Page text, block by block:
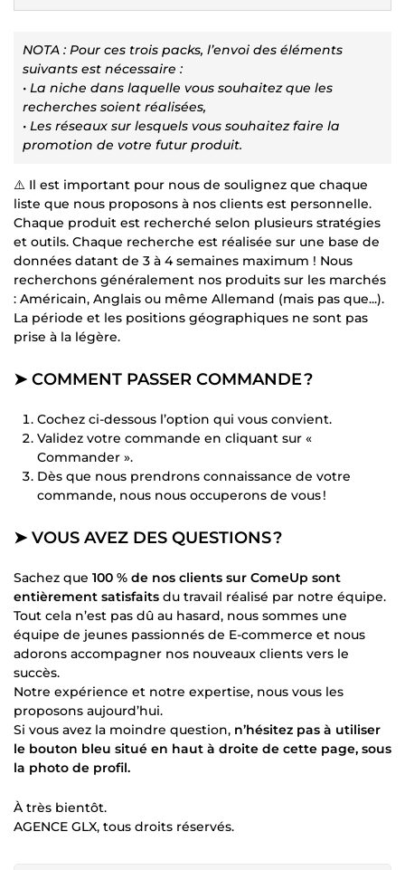
NOTA : Pour ces trois packs, l’envoi des éléments
suivants est nécessaire :
• La niche dans laquelle vous souhaitez que les
recherches soient réalisées,
• Les réseaux sur lesquels vous souhaitez faire la
promotion de votre futur produit.
⚠️ Il est important pour nous de soulignez que chaque
liste que nous proposons à nos clients est personnelle.
Chaque produit est recherché selon plusieurs stratégies
et outils. Chaque recherche est réalisée sur une base de
données datant de 3 à 4 semaines maximum ! Nous
recherchons généralement nos produits sur les marchés
: Américain, Anglais ou même Allemand (mais pas que...).
La période et les positions géographiques ne sont pas
prise à la légère.
➤ COMMENT PASSER COMMANDE ?
Cochez ci-dessous l’option qui vous convient.
Validez votre commande en cliquant sur «
Commander ».
Dès que nous prendrons connaissance de votre
commande, nous nous occuperons de vous !
➤ VOUS AVEZ DES QUESTIONS ?
Sachez que 100 % de nos clients sur ComeUp sont
entièrement satisfaits du travail réalisé par notre équipe.
Tout cela n’est pas dû au hasard, nous sommes une
équipe de jeunes passionnés de E-commerce et nous
adorons accompagner nos nouveaux clients vers le
succès.
Notre expérience et notre expertise, nous vous les
proposons aujourd’hui.
Si vous avez la moindre question, n’hésitez pas à utiliser
le bouton bleu situé en haut à droite de cette page, sous
la photo de profil.
À très bientôt.
AGENCE GLX, tous droits réservés.